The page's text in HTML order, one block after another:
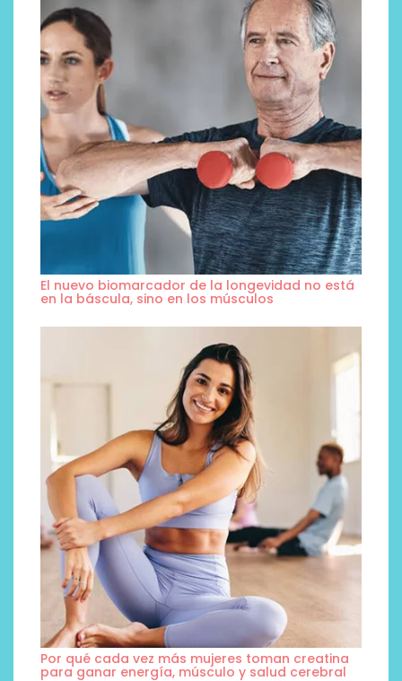
El nuevo biomarcador de la longevidad no está
en la báscula, sino en los músculos
Por qué cada vez más mujeres toman creatina
para ganar energía, músculo y salud cerebral